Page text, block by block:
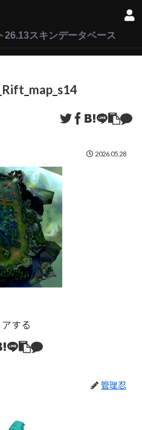
26.13スキンデータベース
2026.05.28
する
管理忍